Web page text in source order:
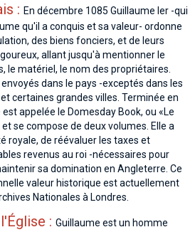
: En décembre 1085 Guillaume Ier -qui
qu'il a conquis et sa valeur- ordonne
des biens fonciers, et de leurs
allant jusqu'à mentionner le
le matériel, le nom des propriétaires.
dans le pays -exceptés dans les
certaines grandes villes. Terminée en
appelée le Domesday Book, ou «Le
se compose de deux volumes. Elle a
royale, de réévaluer les taxes et
revenus au roi -nécessaires pour
sa domination en Angleterre. Ce
valeur historique est actuellement
Nationales à Londres.
: Guillaume est un homme